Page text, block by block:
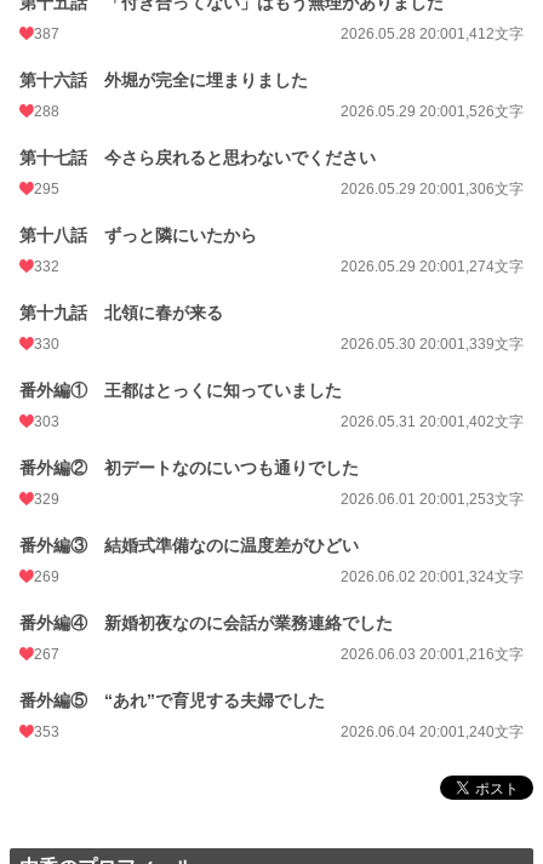
387 2026.05.28 20:001,412文字
第十六話 外堀が完全に埋まりました
288 2026.05.29 20:001,526文字
第十七話 今さら戻れると思わないでください
295 2026.05.29 20:001,306文字
第十八話 ずっと隣にいたから
332 2026.05.29 20:001,274文字
第十九話 北領に春が来る
330 2026.05.30 20:001,339文字
番外編① 王都はとっくに知っていました
303 2026.05.31 20:001,402文字
番外編② 初デートなのにいつも通りでした
329 2026.06.01 20:001,253文字
番外編③ 結婚式準備なのに温度差がひどい
269 2026.06.02 20:001,324文字
番外編④ 新婚初夜なのに会話が業務連絡でした
267 2026.06.03 20:001,216文字
番外編⑤ “あれ”で育児する夫婦でした
353 2026.06.04 20:001,240文字